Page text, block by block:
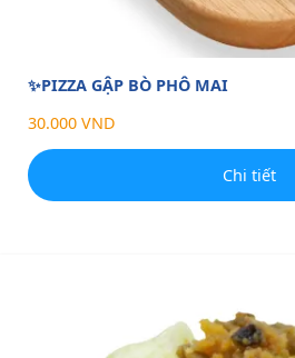
✨PIZZA GẬP BÒ PHÔ MAI
30.000 VND
Chi tiết